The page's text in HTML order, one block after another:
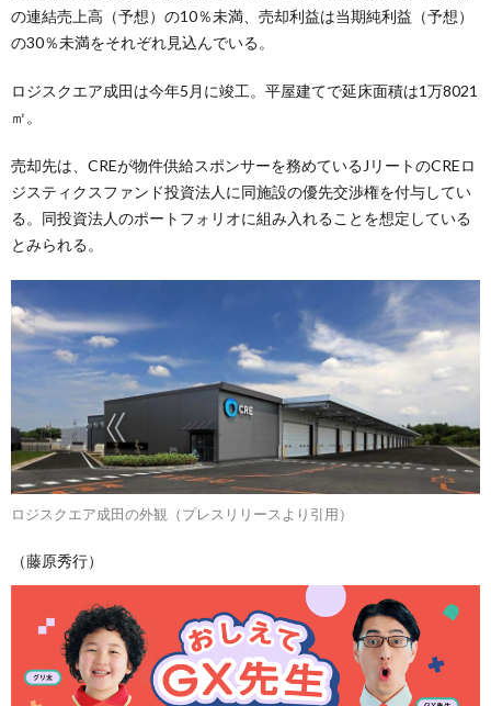
の連結売上高（予想）の10％未満、売却利益は当期純利益（予想）
の30％未満をそれぞれ見込んでいる。
ロジスクエア成田は今年5月に竣工。平屋建てで延床面積は1万8021
㎡。
売却先は、CREが物件供給スポンサーを務めているJリートのCREロ
ジスティクスファンド投資法人に同施設の優先交渉権を付与してい
る。同投資法人のポートフォリオに組み入れることを想定している
とみられる。
ロジスクエア成田の外観（プレスリリースより引用）
（藤原秀行）